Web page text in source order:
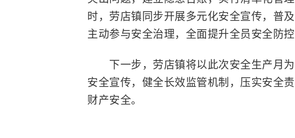
时，劳店镇同步开展多元化安全宣传，普
主动参与安全治理，全面提升全员安全防
下一步，劳店镇将以此次安全生产月
安全宣传，健全长效监管机制，压实安全
财产安全。